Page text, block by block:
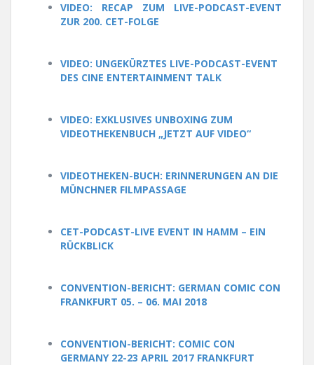
VIDEO: RECAP ZUM LIVE-PODCAST-EVENT
ZUR 200. CET-FOLGE
VIDEO: UNGEKÜRZTES LIVE-PODCAST-EVENT
DES CINE ENTERTAINMENT TALK
VIDEO: EXKLUSIVES UNBOXING ZUM
VIDEOTHEKENBUCH „JETZT AUF VIDEO“
VIDEOTHEKEN-BUCH: ERINNERUNGEN AN DIE
MÜNCHNER FILMPASSAGE
CET-PODCAST-LIVE EVENT IN HAMM – EIN
RÜCKBLICK
CONVENTION-BERICHT: GERMAN COMIC CON
FRANKFURT 05. – 06. MAI 2018
CONVENTION-BERICHT: COMIC CON
GERMANY 22-23 APRIL 2017 FRANKFURT